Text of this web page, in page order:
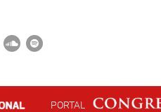
PORTAL